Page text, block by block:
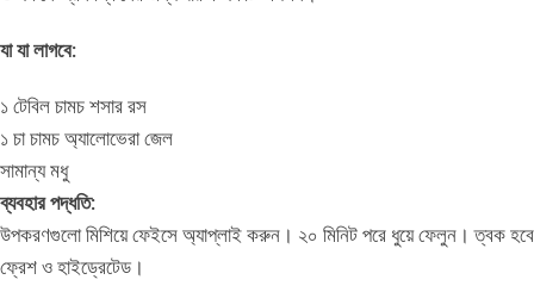
যা যা লাগবে:
১ টেবিল চামচ শসার রস
১ চা চামচ অ্যালোভেরা জেল
সামান্য মধু
ব্যবহার পদ্ধতি:
উপকরণগুলো মিশিয়ে ফেইসে অ্যাপ্লাই করুন। ২০ মিনিট পরে ধুয়ে ফেলুন। ত্বক হবে
ফ্রেশ ও হাইড্রেটেড।